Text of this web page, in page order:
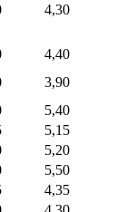
4,30
4,40
3,90
5,40
5,15
5,20
5,50
4,35